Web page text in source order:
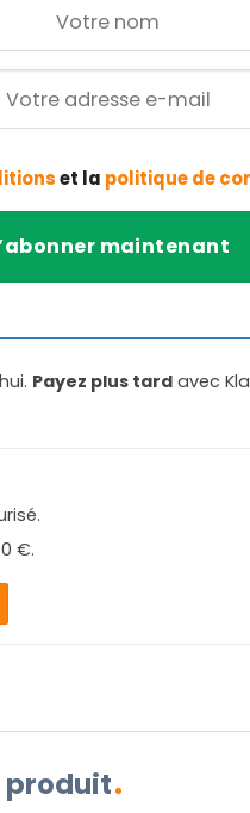
et la politique de
Payez plus tard avec
€.
produit